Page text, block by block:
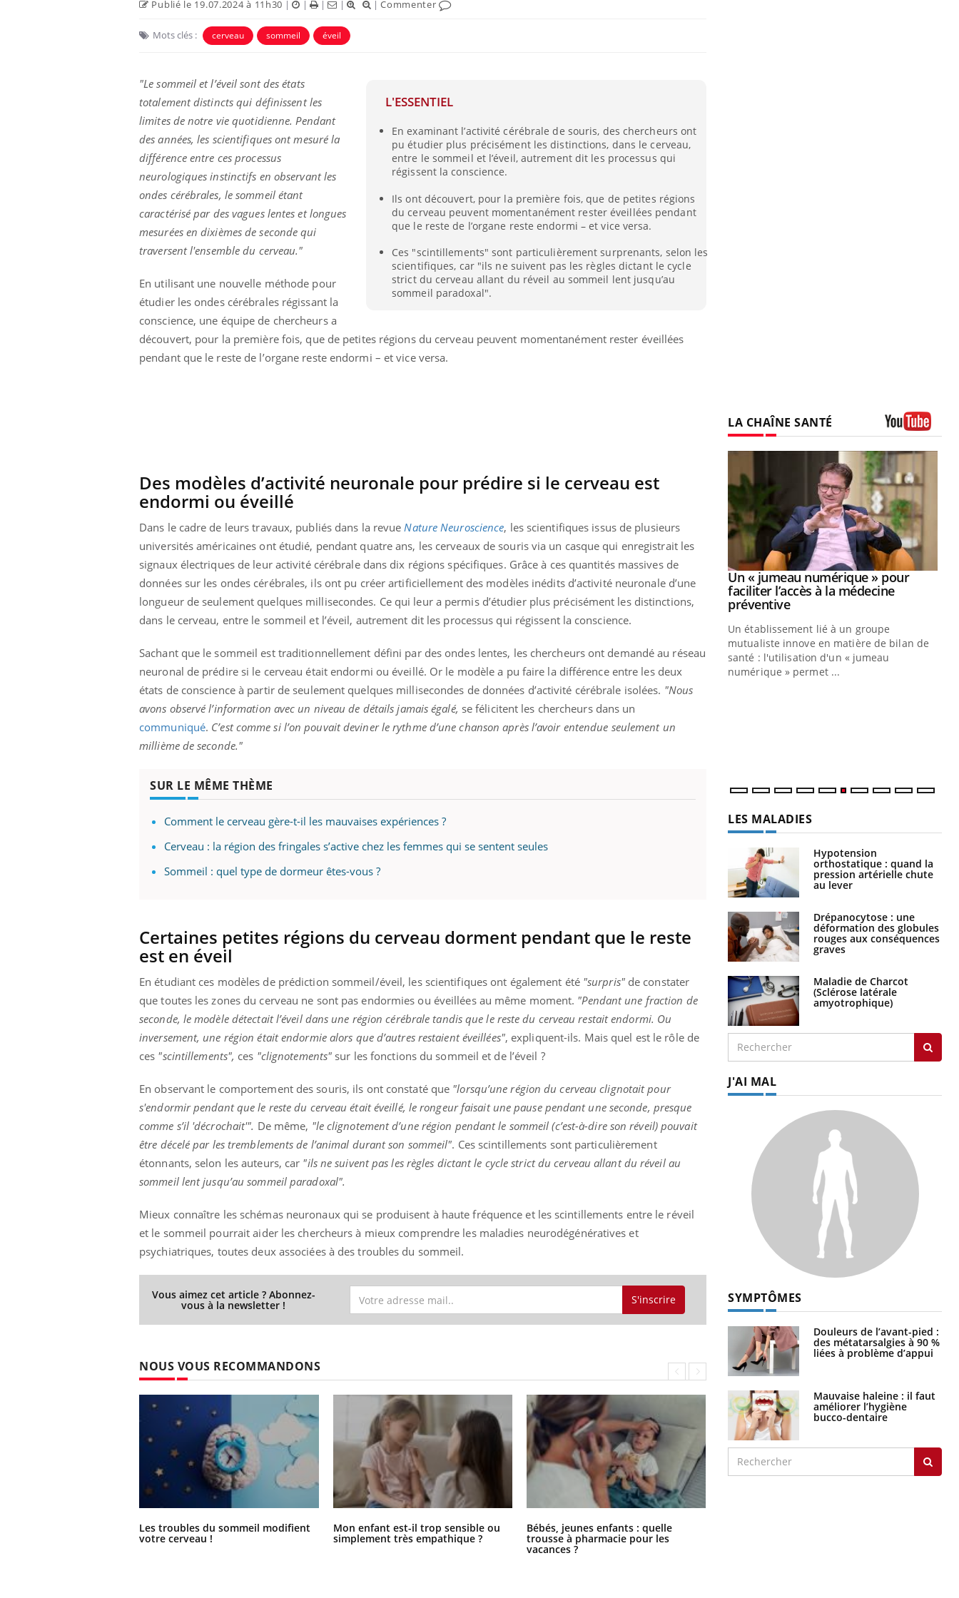
Publié le 19.07.2024 à 11h30 | | | | |Commenter
Mots clés : cerveau sommeil éveil
L'ESSENTIEL
En examinant l’activité cérébrale de souris, des chercheurs ont
pu étudier plus précisément les distinctions, dans le cerveau,
entre le sommeil et l’éveil, autrement dit les processus qui
régissent la conscience.
Ils ont découvert, pour la première fois, que de petites régions
du cerveau peuvent momentanément rester éveillées pendant
que le reste de l’organe reste endormi – et vice versa.
Ces "scintillements" sont particulièrement surprenants, selon les
scientifiques, car "ils ne suivent pas les règles dictant le cycle
strict du cerveau allant du réveil au sommeil lent jusqu’au
sommeil paradoxal".
"Le sommeil et l’éveil sont des états
totalement distincts qui définissent les
limites de notre vie quotidienne. Pendant
des années, les scientifiques ont mesuré la
différence entre ces processus
neurologiques instinctifs en observant les
ondes cérébrales, le sommeil étant
caractérisé par des vagues lentes et longues
mesurées en dixièmes de seconde qui
traversent l'ensemble du cerveau."
En utilisant une nouvelle méthode pour
étudier les ondes cérébrales régissant la
conscience, une équipe de chercheurs a
découvert, pour la première fois, que de petites régions du cerveau peuvent momentanément rester éveillées
pendant que le reste de l’organe reste endormi – et vice versa.
Des modèles d’activité neuronale pour prédire si le cerveau est
endormi ou éveillé
Dans le cadre de leurs travaux, publiés dans la revueNature Neuroscience, les scientifiques issus de plusieurs
universités américaines ont étudié, pendant quatre ans, les cerveaux de souris via un casque qui enregistrait les
signaux électriques de leur activité cérébrale dans dix régions spécifiques. Grâce à ces quantités massives de
données sur les ondes cérébrales, ils ont pu créer artificiellement des modèles inédits d’activité neuronale d’une
longueur de seulement quelques millisecondes. Ce qui leur a permis d’étudier plus précisément les distinctions,
dans le cerveau, entre le sommeil et l’éveil, autrement dit les processus qui régissent la conscience.
Sachant que le sommeil est traditionnellement défini par des ondes lentes, les chercheurs ont demandé au réseau
neuronal de prédire si le cerveau était endormi ou éveillé. Or le modèle a pu faire la différence entre les deux
états de conscience à partir de seulement quelques millisecondes de données d’activité cérébrale isolées. "Nous
avons observé l’information avec un niveau de détails jamais égalé, se félicitent les chercheurs dans un
communiqué. C’est comme si l’on pouvait deviner le rythme d’une chanson après l’avoir entendue seulement un
millième de seconde."
SUR LE MÊME THÈME
Comment le cerveau gère-t-il les mauvaises expériences ?
Cerveau : la région des fringales s’active chez les femmes qui se sentent seules
Sommeil : quel type de dormeur êtes-vous ?
Certaines petites régions du cerveau dorment pendant que le reste
est en éveil
En étudiant ces modèles de prédiction sommeil/éveil, les scientifiques ont également été "surpris"de constater
que toutes les zones du cerveau ne sont pas endormies ou éveillées au même moment. "Pendant une fraction de
seconde, le modèle détectait l’éveil dans une région cérébrale tandis que le reste du cerveau restait endormi. Ou
inversement, une région était endormie alors que d’autres restaient éveillées", expliquent-ils. Mais quel est le rôle de
ces "scintillements", ces "clignotements" sur les fonctions du sommeil et de l’éveil ?
En observant le comportement des souris, ils ont constaté que "lorsqu’une région du cerveau clignotait pour
s'endormir pendant que le reste du cerveau était éveillé, le rongeur faisait une pause pendant une seconde, presque
comme s’il 'décrochait'". De même, "le clignotement d’une région pendant le sommeil (c’est-à-dire son réveil) pouvait
être décelé par les tremblements de l’animal durant son sommeil". Ces scintillements sont particulièrement
étonnants, selon les auteurs, car "ils ne suivent pas les règles dictant le cycle strict du cerveau allant du réveil au
sommeil lent jusqu’au sommeil paradoxal".
Mieux connaître les schémas neuronaux qui se produisent à haute fréquence et les scintillements entre le réveil
et le sommeil pourrait aider les chercheurs à mieux comprendre les maladies neurodégénératives et
psychiatriques, toutes deux associées à des troubles du sommeil.
Vous aimez cet article ? Abonnez-
vous à la newsletter ! S'inscrire
NOUS VOUS RECOMMANDONS
Les troubles du sommeil modifient
votre cerveau !
Mon enfant est-il trop sensible ou
simplement très empathique ?
Bébés, jeunes enfants : quelle
trousse à pharmacie pour les
vacances ?
LA CHAÎNE SANTÉ
Insuline & Charge mentale : et si on
osait en parler??Youtube
En 2026, l'insuline dans le diabète de type 2
reste entourée d'idées reçues chez les
Youtube
Eczéma Chronique des Mains : se
préparer pour l’été !Youtube
L'été arrive… et avec lui, un tout nouveau
rythme de vie ! Vacances, plage, piscine,
sont ...
Youtube
Diabète & Ramadan 2026Youtube
Le Ramadan approche, et, pour de
nombreuses personnes atteintes de
diabète, c'est une période de questions, de
Youtube
Un « jumeau numérique » pour
faciliter l’accès à la médecine
préventiveYoutube
Un établissement lié à un groupe
mutualiste innove en matière de bilan de
santé : l'utilisation d'un « jumeau
numérique » permet ...
LES MALADIES
Hypotension
orthostatique : quand la
pression artérielle chute
au lever
Drépanocytose : une
déformation des globules
rouges aux conséquences
graves
Maladie de Charcot
(Sclérose latérale
amyotrophique)
J'AI MAL
SYMPTÔMES
Douleurs de l’avant-pied :
des métatarsalgies à 90 %
liées à problème d’appui
Mauvaise haleine : il faut
améliorer l’hygiène
bucco-dentaire